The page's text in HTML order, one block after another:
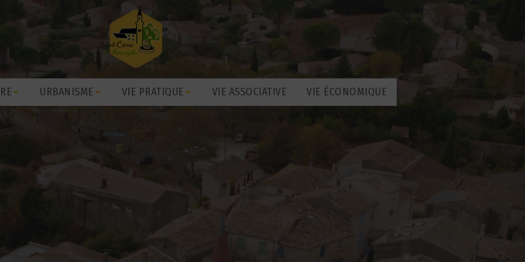
URBANISME VIE PRATIQUE VIE ASSOCIATIVE VIE ÉCONOMIQUE